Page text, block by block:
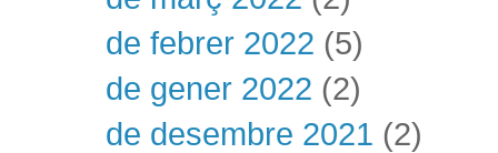
de febrer 2022 (5)
de gener 2022 (2)
de desembre 2021 (2)